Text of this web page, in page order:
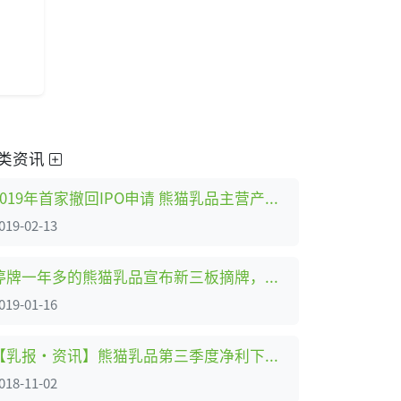
资讯
2019年首家撤回IPO申请 熊猫乳品主营产品毛利率波动引关注
02-13
停牌一年多的熊猫乳品宣布新三板摘牌，此前刚刚终止A股IPO
01-16
【乳报·资讯】熊猫乳品第三季度净利下滑，累计“停牌”超9个月
11-02